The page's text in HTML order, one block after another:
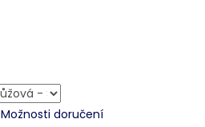
Možnosti doručení